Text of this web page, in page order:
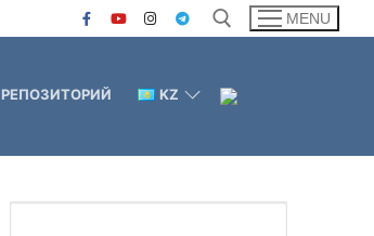
MENU
РЕПОЗИТОРИЙ KZ